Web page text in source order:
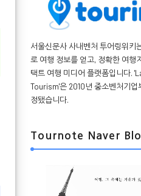
서울신문사 사내벤처 투어링위키
로 여행 정보를 얻고, 정확한 여행
택트 여행 미디어 플랫폼입니다.
Tourism'은 2010년 중소벤처기업
정됐습니다.
Tournote Naver